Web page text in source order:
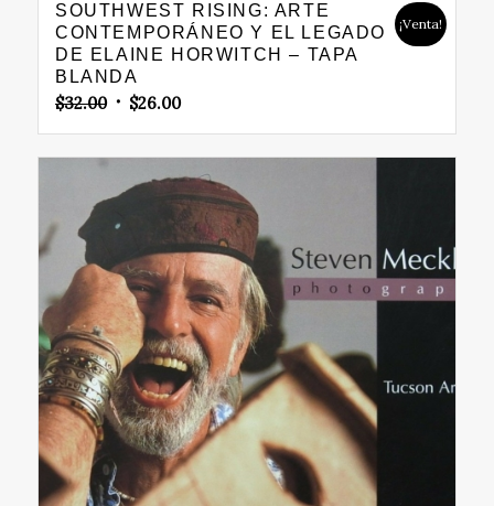
SOUTHWEST RISING: ARTE
CONTEMPORÁNEO Y EL LEGADO
DE ELAINE HORWITCH – TAPA
BLANDA
$32.00 Original
was:
$32.00.
$26.00Current
is:
$26.00.
¡Venta!